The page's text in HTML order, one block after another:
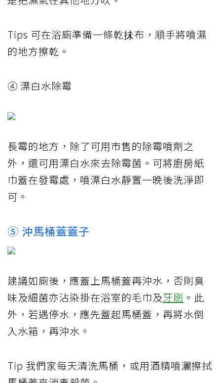
Tips 可在浴廁準備一條乾抺布，順手將噴濕
的地方擦乾。
④ 漂白水除霉
長霉的地方，除了可用市售的除霉噴劑之
外，還可用漂白水來去除霉菌。可將廚房紙
巾蓋在發霉處，噴漂白水靜置一晚後洗淨即
可。
⑤ 沖馬桶蓋蓋子
建議如廁後，應蓋上馬桶蓋再沖水，否則臭
味及細菌亦沾染掛在浴室的毛巾及牙刷 。此
外，若遇停水，應先蓋起馬桶蓋，再將水倒
入水箱，再沖水。
Tip 我們家每天清洗馬桶，或用酒精噴灑擦拭